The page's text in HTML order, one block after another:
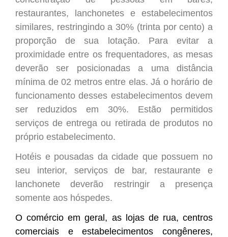
restaurantes, lanchonetes e estabelecimentos
similares, restringindo a 30% (trinta por cento)a
proporção desua lotação. Para evitar a
proximidade entre os frequentadores, as mesas
deverão ser posicionadasa uma distância
mínima de 02 metros entre elas.Já ohorário de
funcionamento desses estabelecimentos devem
ser reduzidos em 30%. Estão permitidos
serviços de entrega ou retirada de produtos no
próprio estabelecimento.
Hotéis e pousadas da cidade que possuem no
seu interior, serviços de bar, restaurante e
lanchonete deverão restringir a presença
somente aos hóspedes.
O comércio em geral, as lojas de rua, centros
comerciais e estabelecimentos congêneres,